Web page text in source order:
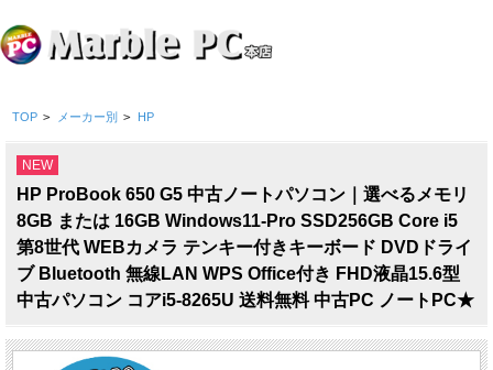
TOP > メーカー別 > HP
NEW
HP ProBook 650 G5 中古ノートパソコン｜選べるメモリ
8GB または 16GB Windows11-Pro SSD256GB Core i5
第8世代 WEBカメラ テンキー付きキーボード DVDドライ
ブ Bluetooth 無線LAN WPS Office付き FHD液晶15.6型
中古パソコン コアi5-8265U 送料無料 中古PC ノートPC★